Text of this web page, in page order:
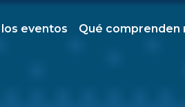
eventos Qué comprenden